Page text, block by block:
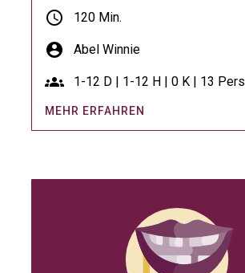
schedule 120 Min.
account_circle Abel Winnie
groups 1-12 D | 1-12 H | 0 K | 13 Pers
MEHR ERFAHREN